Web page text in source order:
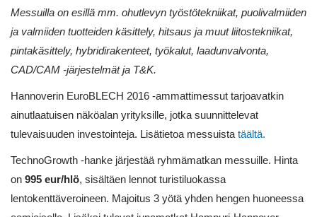
Messuilla on esillä mm. ohutlevyn työstötekniikat, puolivalmiiden
ja valmiiden tuotteiden käsittely, hitsaus ja muut liitostekniikat,
pintakäsittely, hybridirakenteet, työkalut, laadunvalvonta,
CAD/CAM -järjestelmät ja T&K.
Hannoverin EuroBLECH 2016 -ammattimessut tarjoavatkin
ainutlaatuisen näköalan yrityksille, jotka suunnittelevat
tulevaisuuden investointeja. Lisätietoa messuista täältä.
TechnoGrowth -hanke järjestää ryhmämatkan messuille. Hinta
on 995 eur/hlö, sisältäen lennot turistiluokassa
lentokenttäveroineen. Majoitus 3 yötä yhden hengen huoneessa